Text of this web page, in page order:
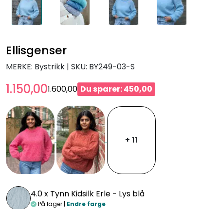
Ellisgenser
MERKE: Bystrikk | SKU: BY249-03-S
1.150,001.600,00 Du sparer: 450,00
+ 11
4.0 x Tynn Kidsilk Erle - Lys blå
På lager | Endre farge